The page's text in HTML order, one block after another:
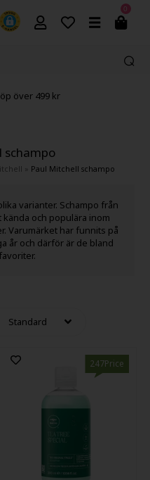
0
över 499 kr
schampo
Paul Mitchell schampo
varianter. Schampo från
och populära inom
Varumärket har funnits på
år och därför är de bland
247Price